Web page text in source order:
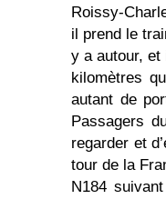
Roissy-
il prend le
y a autour,
kilomètres
autant de
Passagers
regarder et
tour de la
N184